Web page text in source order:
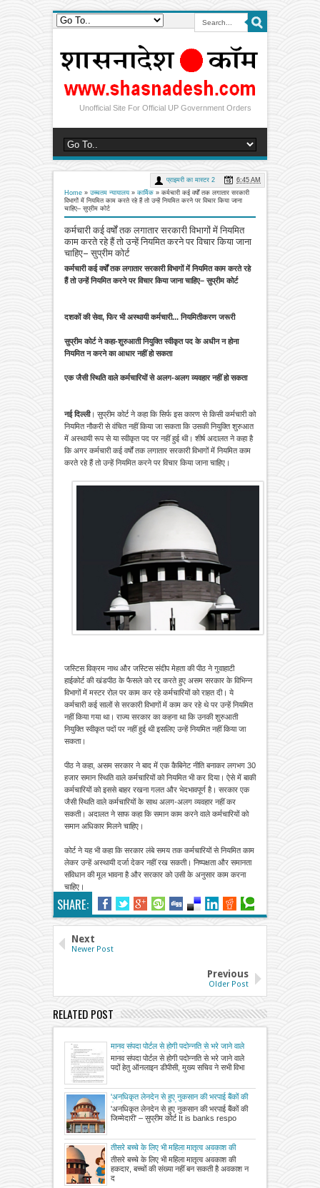
Unofficial Site For Official UP Government Orders
Home » उच्चतम न्यायालय » कार्मिक » कर्मचारी कई वर्षों तक लगातार सरकारी
विभागों में नियमित काम करते रहे हैं तो उन्हें नियमित करने पर विचार किया जाना
चाहिए– सुप्रीम कोर्ट
कर्मचारी कई वर्षों तक लगातार सरकारी विभागों में नियमित
काम करते रहे हैं तो उन्हें नियमित करने पर विचार किया जाना
चाहिए– सुप्रीम कोर्ट
प्राइमरी का मास्टर 2 6:45 AM
कर्मचारी कई वर्षों तक लगातार सरकारी विभागों में नियमित काम करते रहे
हैं तो उन्हें नियमित करने पर विचार किया जाना चाहिए– सुप्रीम कोर्ट
दशकों की सेवा, फिर भी अस्थायी कर्मचारी... नियमितीकरण जरूरी
सुप्रीम कोर्ट ने कहा-शुरुआती नियुक्ति स्वीकृत पद के अधीन न होना
नियमित न करने का आधार नहीं हो सकता
एक जैसी स्थिति वाले कर्मचारियों से अलग-अलग व्यवहार नहीं हो सकता
नई दिल्ली। सुप्रीम कोर्ट ने कहा कि सिर्फ इस कारण से किसी कर्मचारी को
नियमित नौकरी से वंचित नहीं किया जा सकता कि उसकी नियुक्ति शुरुआत
में अस्थायी रूप से या स्वीकृत पद पर नहीं हुई थी। शीर्ष अदालत ने कहा है
कि अगर कर्मचारी कई वर्षों तक लगातार सरकारी विभागों में नियमित काम
करते रहे हैं तो उन्हें नियमित करने पर विचार किया जाना चाहिए।
जस्टिस विक्रम नाथ और जस्टिस संदीप मेहता की पीठ ने गुवाहाटी
हाईकोर्ट की खंडपीठ के फैसले को रद्द करते हुए असम सरकार के विभिन्न
विभागों में मस्टर रोल पर काम कर रहे कर्मचारियों को राहत दी। ये
कर्मचारी कई सालों से सरकारी विभागों में काम कर रहे थे पर उन्हें नियमित
नहीं किया गया था। राज्य सरकार का कहना था कि उनकी शुरुआती
नियुक्ति स्वीकृत पदों पर नहीं हुई थी इसलिए उन्हें नियमित नहीं किया जा
सकता।
पीठ ने कहा, असम सरकार ने बाद में एक कैबिनेट नीति बनाकर लगभग 30
हजार समान स्थिति वाले कर्मचारियों को नियमित भी कर दिया। ऐसे में बाकी
कर्मचारियों को इससे बाहर रखना गलत और भेदभावपूर्ण है। सरकार एक
जैसी स्थिति वाले कर्मचारियों के साथ अलग-अलग व्यवहार नहीं कर
सकती। अदालत ने साफ कहा कि समान काम करने वाले कर्मचारियों को
समान अधिकार मिलने चाहिए।
कोर्ट ने यह भी कहा कि सरकार लंबे समय तक कर्मचारियों से नियमित काम
लेकर उन्हें अस्थायी दर्जा देकर नहीं रख सकती। निष्पक्षता और समानता
संविधान की मूल भावना है और सरकार को उसी के अनुसार काम करना
चाहिए।
SHARE:
Next
Newer Post
Previous
Older Post
RELATED POST
मानव संपदा पोर्टल से होगी पदोन्नति से भरे जाने वाले
पदों हेतु ऑनलाइन डीपीसी, मुख्य सचिव ने सभी
विभागों के सचिव को दिए निर्देश
मानव संपदा पोर्टल से होगी पदोन्नति से भरे जाने वाले
पदों हेतु ऑनलाइन डीपीसी, मुख्य सचिव ने सभी विभा
'अनधिकृत लेनदेन से हुए नुकसान की भरपाई बैंकों की
जिम्मेदारी' – सुप्रीम कोर्ट
'अनधिकृत लेनदेन से हुए नुकसान की भरपाई बैंकों की
जिम्मेदारी' – सुप्रीम कोर्ट It is banks respo
तीसरे बच्चे के लिए भी महिला मातृत्व अवकाश की
हकदार, बच्चों की संख्या नहीं बन सकती है अवकाश न
देने की वजह, सुप्रीम कोर्ट का महत्वपूर्ण फैसला
तीसरे बच्चे के लिए भी महिला मातृत्व अवकाश की
हकदार, बच्चों की संख्या नहीं बन सकती है अवकाश न
द